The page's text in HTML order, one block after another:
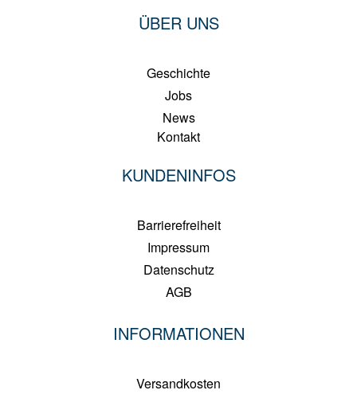
ÜBER UNS
Geschichte
Jobs
News
Kontakt
KUNDENINFOS
Barrierefreiheit
Impressum
Datenschutz
AGB
INFORMATIONEN
Versandkosten